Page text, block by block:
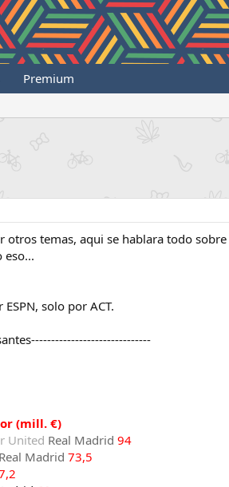
Premium
otros temas, aqui se hablara todo
eso...
solo por ACT.
(mill. €)
United Real Madrid 94
Real Madrid 73,5